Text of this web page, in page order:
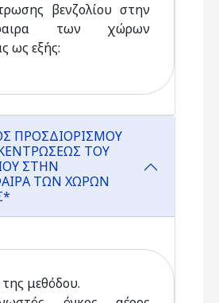
βενζολίου στην
των χώρων
ως εξής:
ΠΡΟΣΔΙΟΡΙΣΜΟΥ
ΤΟΥ
ΣΤΗΝ
ΤΩΝ ΧΩΡΩΝ
μεθόδου.